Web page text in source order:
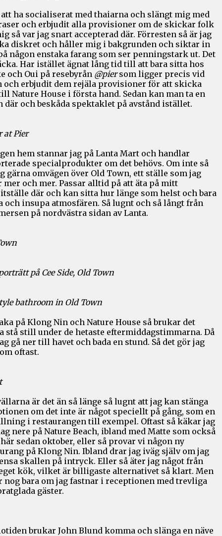
ha socialiserat med thaiarna och slängt mig med
och erbjudit alla provisioner om de skickar folk
så var jag snart accepterad där. Förresten så är jag
diskret och håller mig i bakgrunden och siktar in
någon enstaka farang som ser penningstark ut. Det
Har istället ägnat lång tid till att bara sitta hos
och Oui på resebyrån @piersom ligger precis vid
och erbjudit dem rejäla provisioner för att skicka
Nature House i första hand. Sedan kan man ta en
där och beskåda spektaklet på avstånd istället.
at Pier
hem stannar jag på Lanta Mart och handlar
specialprodukter om det behövs. Om inte så
gärna omvägen över Old Town, ett ställe som jag
och mer. Passar alltid på att äta på mitt
där och kan sitta hur länge som helst och bara
och insupa atmosfären. Så lugnt och så långt från
på nordvästra sidan av Lanta.
på Cee Side, Old Town
bathroom in Old Town
på Klong Nin och Nature House så brukar det
stå still under de hetaste eftermiddagstimmarna. Då
gå ner till havet och bada en stund. Så det gör jag
oftast.
är det än så länge så lugnt att jag kan stänga
om det inte är något speciellt på gång, som en
i restaurangen till exempel. Oftast så käkar jag
nere på Nature Beach, ibland med Matte som också
sedan oktober, eller så provar vi någon ny
på Klong Nin. Ibland drar jag iväg själv om jag
skallen på intryck. Eller så äter jag något från
kök, vilket är billigaste alternativet så klart. Men
nog bara om jag fastnar i receptionen med trevliga
gäster.
brukar John Blund komma och slänga en näve